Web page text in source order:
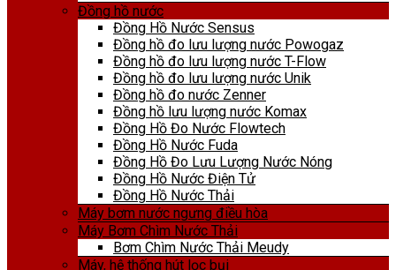
Đồng hồ nước
Đồng Hồ Nước Sensus
Đồng hồ đo lưu lượng nước Powogaz
Đồng hồ đo lưu lượng nước T-Flow
Đồng hồ đo lưu lượng nước Unik
Đồng hồ đo nước Zenner
Đồng hồ lưu lượng nước Komax
Đồng Hồ Đo Nước Flowtech
Đồng Hồ Nước Fuda
Đồng Hồ Đo Lưu Lượng Nước Nóng
Đồng Hồ Nước Điện Tử
Đồng Hồ Nước Thải
Máy bơm nước ngưng điều hòa
Máy Bơm Chìm Nước Thải
Bơm Chìm Nước Thải Meudy
Máy, hệ thống hút lọc bụi